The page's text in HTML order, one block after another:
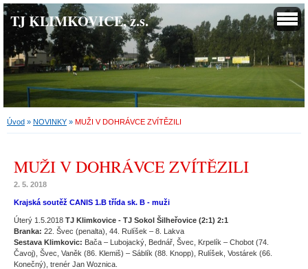
TJ KLIMKOVICE, z.s.
Úvod » NOVINKY » MUŽI V DOHRÁVCE ZVÍTĚZILI
MUŽI V DOHRÁVCE ZVÍTĚZILI
2. 5. 2018
Krajská soutěž CANIS 1.B třída sk. B - muži
Úterý 1.5.2018 TJ Klimkovice - TJ Sokol Šilheřovice (2:1) 2:1
Branka: 22. Švec (penalta), 44. Rulíšek – 8. Lakva
Sestava Klimkovic: Bača – Lubojacký, Bednář, Švec, Krpelík – Chobot (74.
Čavoj), Švec, Vaněk (86. Klemiš) – Sáblík (88. Knopp), Rulíšek, Vostárek (66.
Konečný), trenér Jan Woznica.